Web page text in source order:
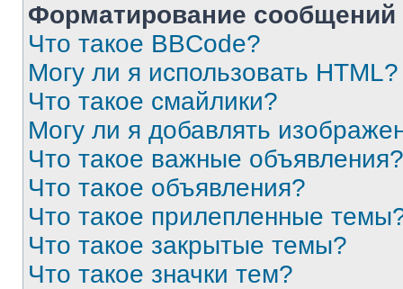
Форматирование
Что такое BBCode?
Могу ли я использовать HTML?
Что такое смайлики?
Могу ли я добавлять
Что такое важные объявления?
Что такое объявления?
Что такое прилепленные
Что такое закрытые темы?
Что такое значки тем?